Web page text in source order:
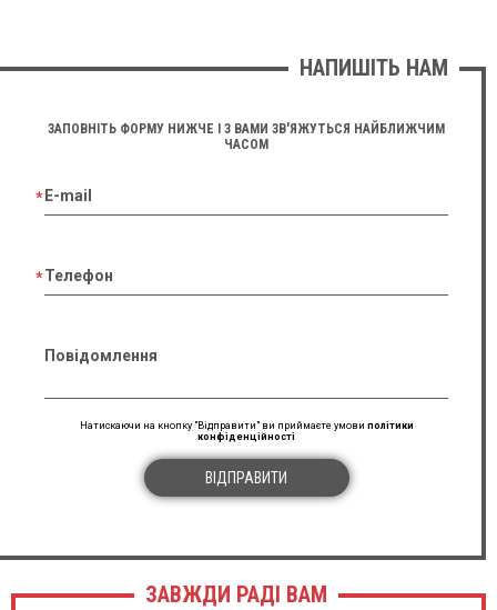
НАПИШІТЬ НАМ
ЗАПОВНІТЬ ФОРМУ НИЖЧЕ І З ВАМИ ЗВ'ЯЖУТЬСЯ НАЙБЛИЖЧИМ
ЧАСОМ
E-mail
Телефон
Повідомлення
Натискаючи на кнопку "Відправити" ви приймаєте умови політики
конфіденційності
ВІДПРАВИТИ
ЗАВЖДИ РАДІ ВАМ